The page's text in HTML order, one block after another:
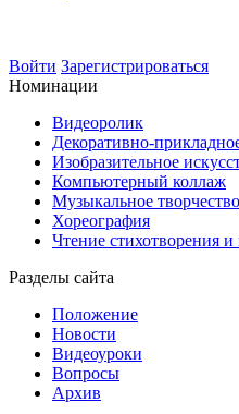
Войти Зарегистрироваться
Номинации
Видеоролик
Декоративно-
Изобразительное
Компьютерный коллаж
Музыкальное творчество
Хореография
Чтение стихотворения
Разделы сайта
Положение
Новости
Видеоуроки
Вопросы
Архив